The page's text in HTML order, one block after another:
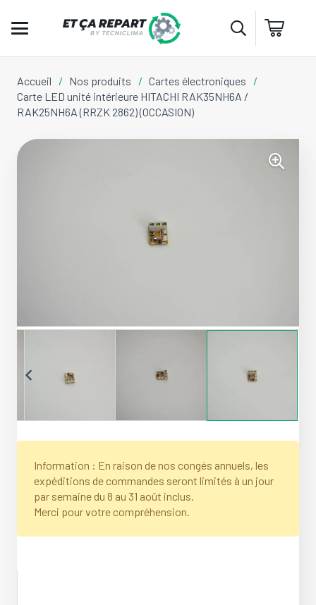
Accueil / Nos produits / Cartes électroniques
/
Carte LED unité intérieure HITACHI RAK35NH6A /
RAK25NH6A (RRZK 2862) (OCCASION)
Information : En raison de nos congés annuels, les
expéditions de commandes seront limités à un jour
par semaine du 8 au 31 août inclus.
Merci pour votre compréhension.